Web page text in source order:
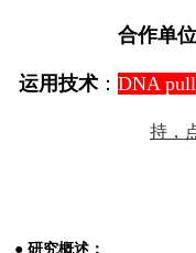
合作单位
运用技术： DNA
持，
● 研究概述：